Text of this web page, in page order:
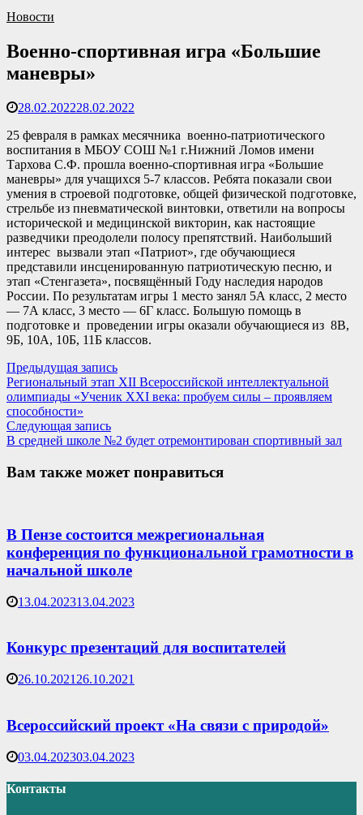
Новости
Военно-спортивная игра «Большие
маневры»
28.02.202228.02.2022
25 февраля в рамках месячника военно-патриотического
воспитания в МБОУ СОШ №1 г.Нижний Ломов имени
Тархова С.Ф. прошла военно-спортивная игра «Большие
маневры» для учащихся 5-7 классов. Ребята показали свои
умения в строевой подготовке, общей физической подготовке,
стрельбе из пневматической винтовки, ответили на вопросы
исторической и медицинской викторин, как настоящие
разведчики преодолели полосу препятствий. Наибольший
интерес вызвали этап «Патриот», где обучающиеся
представили инсценированную патриотическую песню, и
этап «Стенгазета», посвящённый Году наследия народов
России. По результатам игры 1 место занял 5А класс, 2 место
— 7А класс, 3 место — 6Г класс. Большую помощь в
подготовке и проведении игры оказали обучающиеся из 8В,
9Б, 10А, 10Б, 11Б классов.
Навигация
по
записям
Предыдущая записьПредыдущая
запись:
Региональный этап XII Всероссийской интеллектуальной
олимпиады «Ученик XXI века: пробуем силы – проявляем
способности»
Следующая записьСледующая
запись:
В средней школе №2 будет отремонтирован спортивный зал
Вам также может понравиться
В Пензе состоится межрегиональная
конференция по функциональной грамотности в
начальной школе
13.04.202313.04.2023
Конкурс презентаций для воспитателей
26.10.2021 26.10.2021
Всероссийский проект «На связи с природой»
03.04.202303.04.2023
Контакты